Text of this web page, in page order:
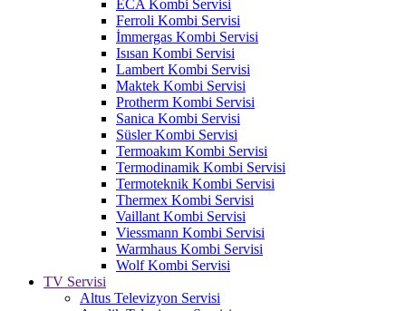
ECA Kombi Servisi
Ferroli Kombi Servisi
İmmergas Kombi Servisi
Isısan Kombi Servisi
Lambert Kombi Servisi
Maktek Kombi Servisi
Protherm Kombi Servisi
Sanica Kombi Servisi
Süsler Kombi Servisi
Termoakım Kombi Servisi
Termodinamik Kombi Servisi
Termoteknik Kombi Servisi
Thermex Kombi Servisi
Vaillant Kombi Servisi
Viessmann Kombi Servisi
Warmhaus Kombi Servisi
Wolf Kombi Servisi
TV Servisi
Altus Televizyon Servisi